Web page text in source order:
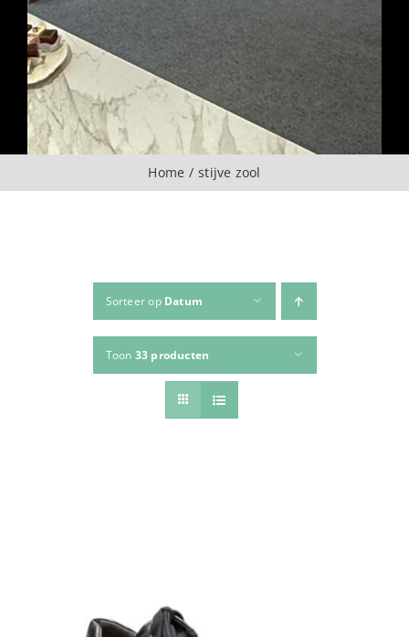
Over ons
CONTACT
Home stijve zool
Sorteer op Datum
Toon 33 producten